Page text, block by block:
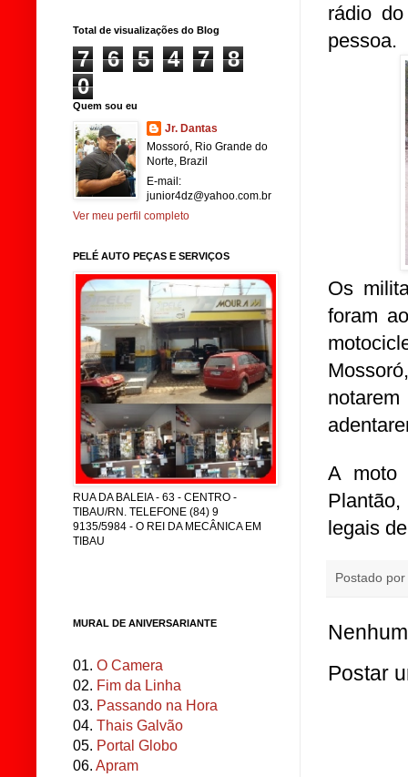
rádio
pessoa.
Os
foram
A moto
legais
Postado por
Postar
Total de visualizações do Blog
7 6 5 4 7
8
0
Quem sou eu
Jr. Dantas
Mossoró, Rio Grande do
Norte, Brazil
E-mail:
junior4dz@yahoo.com.br
Ver meu perfil completo
PELÉ AUTO PEÇAS E SERVIÇOS
RUA DA BALEIA - 63 - CENTRO -
TIBAU/RN. TELEFONE (84) 9
9135/5984 - O REI DA MECÂNICA EM
TIBAU
MURAL DE ANIVERSARIANTE
01. O Camera
02. Fim da Linha
03. Passando na Hora
04. Thais Galvão
05. Portal Globo
06. Apram